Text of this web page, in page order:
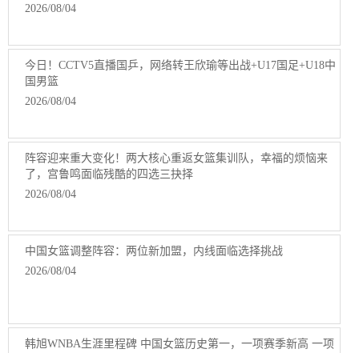
2026/08/04
今日！CCTV5直播国乒，网络转王欣瑜等出战+U17国足+U18中
国男篮
2026/08/04
阵容迎来重大变化！两大核心重返女篮集训队，幸福的烦恼来
了，宫鲁鸣面临残酷的四选三抉择
2026/08/04
中国女篮调整阵容：两位新加盟，内线面临选择挑战
2026/08/04
韩旭WNBA生涯里程碑 中国女篮历史第一，一项赛季新高 一项